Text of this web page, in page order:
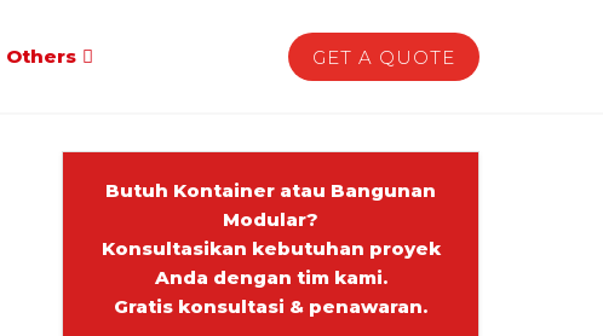
Others GET A QUOTE
Butuh Kontainer atau Bangunan
Modular?
Konsultasikan kebutuhan proyek
Anda dengan tim kami.
Gratis konsultasi & penawaran.